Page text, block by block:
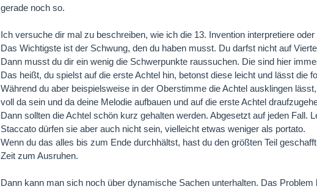
gerade noch so.
Ich versuche dir mal zu beschreiben, wie ich die 13. Invention interpretiere
Das Wichtigste ist der Schwung, den du haben musst. Du darfst nicht auf
Dann musst du dir ein wenig die Schwerpunkte raussuchen. Die sind hier
Das heißt, du spielst auf die erste Achtel hin, betonst diese leicht und lässt die
Während du aber beispielsweise in der Oberstimme die Achtel ausklingen
voll da sein und da deine Melodie aufbauen und auf die erste Achtel
Dann sollten die Achtel schön kurz gehalten werden. Abgesetzt auf jeden Fall.
Staccato dürfen sie aber auch nicht sein, vielleicht etwas weniger als portato.
Wenn du das alles bis zum Ende durchhältst, hast du den größten Teil
Zeit zum Ausruhen.
Dann kann man sich noch über dynamische Sachen unterhalten. Das